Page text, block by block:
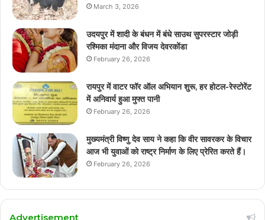
March 3, 2026
उदयपुर में शादी के बंधन में बंधे साउथ सुपरस्टार जोड़ी
रश्मिका मंदाना और विजय देवरकोंडा
February 26, 2026
रायपुर में वाटर फॉर ऑल अभियान शुरू, हर होटल-रेस्टोरेंट
में अनिवार्य हुआ मुफ्त पानी
February 26, 2026
मुख्यमंत्री विष्णु देव साय ने कहा कि वीर सावरकर के विचार
आज भी युवाओं को राष्ट्र निर्माण के लिए प्रेरित करते हैं।
February 26, 2026
Advertisement